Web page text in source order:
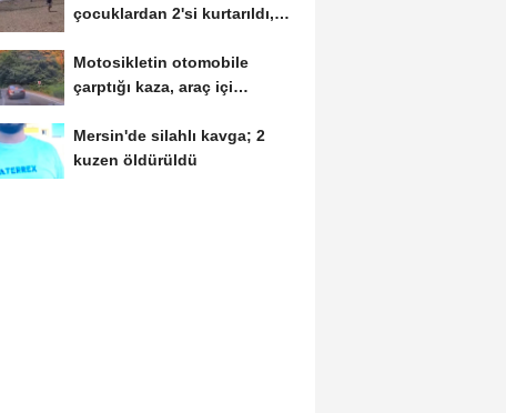
çocuklardan 2'si kurtarıldı,
Motosikletin otomobile
çarptığı kaza, araç içi
Mersin'de silahlı kavga; 2
kuzen öldürüldü